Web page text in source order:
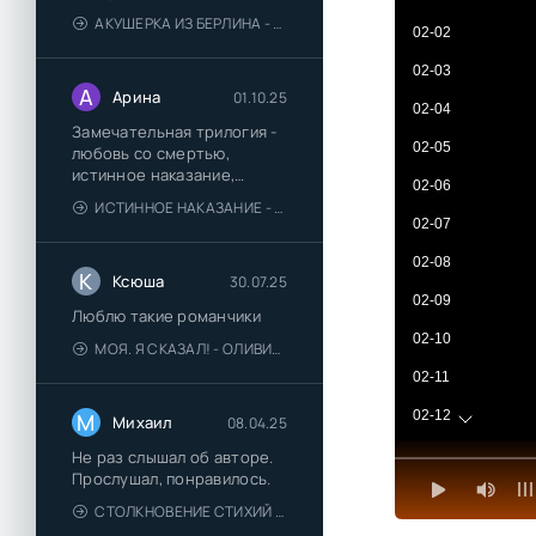
АКУШЕРКА ИЗ БЕРЛИНА - АННА СТЮАРТ
А Арина 01.10.25
Замечательная трилогия -
любовь со смертью,
истинное наказание,
любимая для монстра -
понравились
ИСТИННОЕ НАКАЗАНИЕ - ОЛЬГА ГУСЕЙНОВА
К Ксюша 30.07.25
Люблю такие романчики
МОЯ. Я СКАЗАЛ! - ОЛИВИЯ ЛЕЙК
М Михаил 08.04.25
Не раз слышал об авторе.
Прослушал, понравилось.
СТОЛКНОВЕНИЕ СТИХИЙ - ВАЛЕРИЙ ГУМИНСКИЙ
02-02
02-03
02-04
02-05
02-06
02-07
02-08
02-09
02-10
02-11
02-12
02-13
02-14